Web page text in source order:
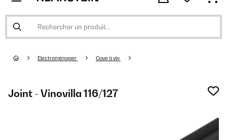
Electroménager Cave à vin
Joint - Vinovilla 116/127